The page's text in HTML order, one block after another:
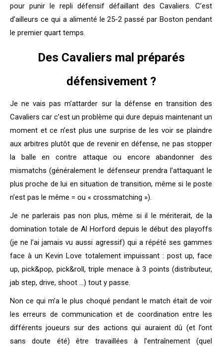
pour punir le repli défensif défaillant des Cavaliers. C’est
d’ailleurs ce qui a alimenté le 25-2 passé par Boston pendant
le premier quart temps.
Des Cavaliers mal préparés
défensivement ?
Je ne vais pas m’attarder sur la défense en transition des
Cavaliers car c’est un problème qui dure depuis maintenant un
moment et ce n’est plus une surprise de les voir se plaindre
aux arbitres plutôt que de revenir en défense, ne pas stopper
la balle en contre attaque ou encore abandonner des
mismatchs (généralement le défenseur prendra l’attaquant le
plus proche de lui en situation de transition, même si le poste
n’est pas le même = ou « crossmatching »).
Je ne parlerais pas non plus, même si il le mériterait, de la
domination totale de Al Horford depuis le début des playoffs
(je ne l’ai jamais vu aussi agressif) qui a répété ses gammes
face à un Kevin Love totalement impuissant : post up, face
up, pick&pop, pick&roll, triple menace à 3 points (distributeur,
jab step, drive, shoot …) tout y passe.
Non ce qui m’a le plus choqué pendant le match était de voir
les erreurs de communication et de coordination entre les
différents joueurs sur des actions qui auraient dû (et l’ont
sans doute été) être travaillées à l’entraînement (quel